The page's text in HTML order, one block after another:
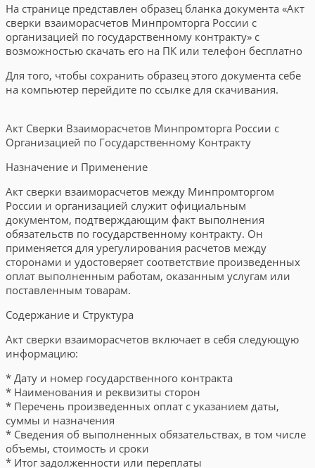
На странице представлен образец бланка документа «Акт
сверки взаиморасчетов Минпромторга России с
организацией по государственному контракту» с
возможностью скачать его на ПК или телефон бесплатно
Для того, чтобы сохранить образец этого документа себе
на компьютер перейдите по ссылке для скачивания.
Акт Сверки Взаиморасчетов Минпромторга России с
Организацией по Государственному Контракту
Назначение и Применение
Акт сверки взаиморасчетов между Минпромторгом
России и организацией служит официальным
документом, подтверждающим факт выполнения
обязательств по государственному контракту. Он
применяется для урегулирования расчетов между
сторонами и удостоверяет соответствие произведенных
оплат выполненным работам, оказанным услугам или
поставленным товарам.
Содержание и Структура
Акт сверки взаиморасчетов включает в себя следующую
информацию:
* Дату и номер государственного контракта
* Наименования и реквизиты сторон
* Перечень произведенных оплат с указанием даты,
суммы и назначения
* Сведения об выполненных обязательствах, в том числе
объемы, стоимость и сроки
* Итог задолженности или переплаты